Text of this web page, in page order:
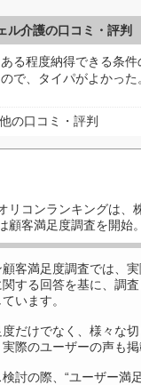
ル介護の口コミ・評判
ある程度納得できる条
ので、タイパがよかった
の口コミ・評判
リコンランキングは、
顧客満足度調査を開始
客満足度調査では、
する回答を基に、調査
います。
だけでなく、様々な
際のユーザーの声も掲
討の際、“ユーザー満